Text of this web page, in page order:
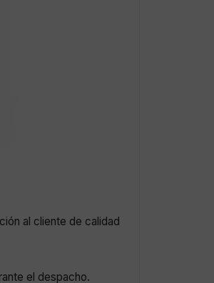
al cliente de calidad
el despacho.